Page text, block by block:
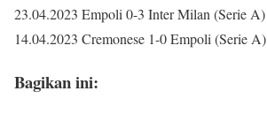
23.04.2023 Empoli 0-3 Inter Milan (Serie A)
14.04.2023 Cremonese 1-0 Empoli (Serie A)
Bagikan ini: